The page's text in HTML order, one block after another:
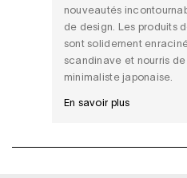
nouveautés
de design. Les produits
sont solidement
scandinave et nourris de
minimaliste japonaise.
En savoir plus